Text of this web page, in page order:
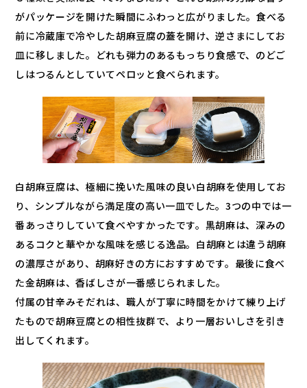
がパッケージを開けた瞬間にふわっと広がりました。食べる
前に冷蔵庫で冷やした胡麻豆腐の蓋を開け、逆さまにしてお
皿に移しました。どれも弾力のあるもっちり食感で、のどご
しはつるんとしていてペロッと食べられます。
白胡麻豆腐は、極細に挽いた風味の良い白胡麻を使用してお
り、シンプルながら満足度の高い一皿でした。3つの中では一
番あっさりしていて食べやすかったです。黒胡麻は、深みの
あるコクと華やかな風味を感じる逸品。白胡麻とは違う胡麻
の濃厚さがあり、胡麻好きの方におすすめです。最後に食べ
た金胡麻は、香ばしさが一番感じられました。
付属の甘辛みそだれは、職人が丁寧に時間をかけて練り上げ
たもので胡麻豆腐との相性抜群で、より一層おいしさを引き
出してくれます。